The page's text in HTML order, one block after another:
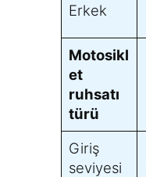
Erkek
Motosikl
et
ruhsatı
türü
Giriş
seviyesi